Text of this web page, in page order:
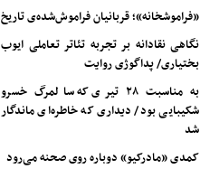
«فراموشخانه»؛ قربانیان فراموش‌شده‌ی تاریخ
نگاهی نقادانه بر تجربه تئاتر تعاملی ایوب
بختیاری/ پداگوژی روایت
به مناسبت ۲۸ تیری که سالمرگ خسرو
شکیبایی بود/ دیداری که خاطره‌ای ماندگار
شد
کمدی «مادرکیو» دوباره روی صحنه می‌رود